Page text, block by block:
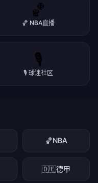
🏀
🏀 NBA直播
🎙️
🎙️ 球迷社区
🏀NBA
🇩🇪德甲